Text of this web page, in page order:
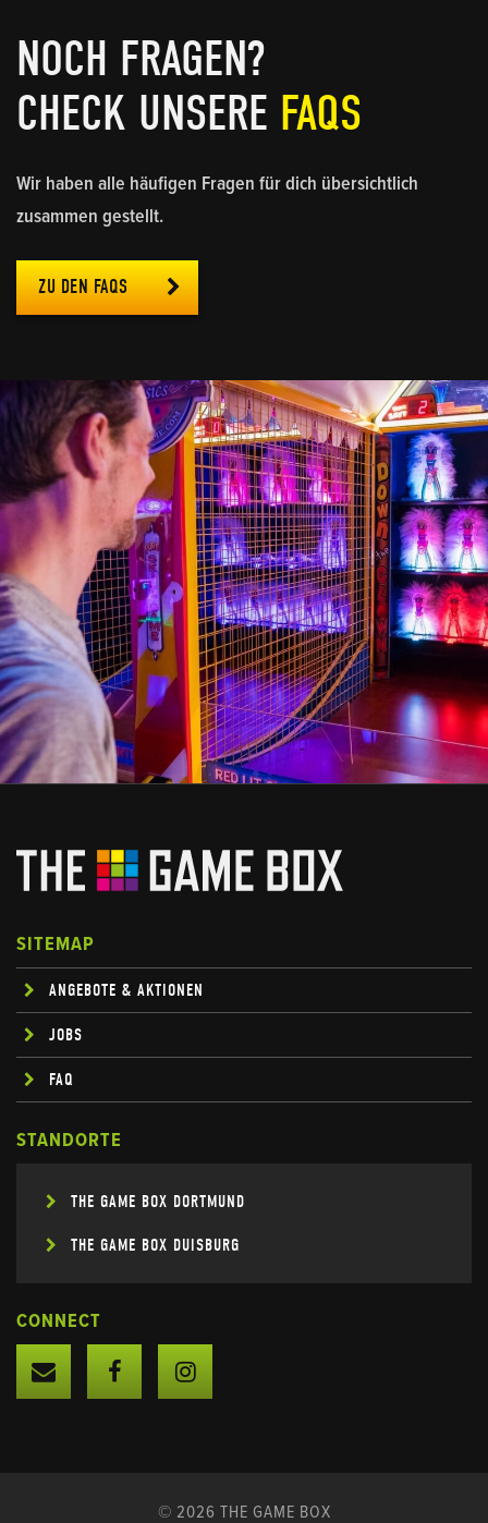
NOCH FRAGEN?
CHECK UNSERE FAQS
Wir haben alle häufigen Fragen für dich übersichtlich
zusammen gestellt.
ZU DEN FAQS
SITEMAP
ANGEBOTE & AKTIONEN
JOBS
FAQ
STANDORTE
THE GAME BOX DORTMUND
THE GAME BOX DUISBURG
CONNECT
© 2026 THE GAME BOX